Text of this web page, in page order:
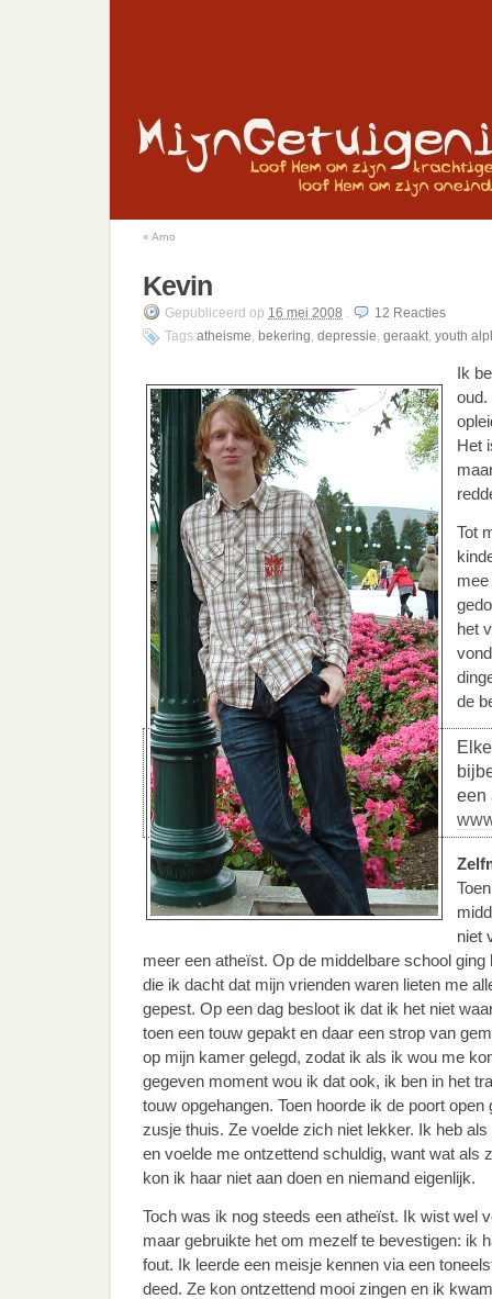
« Arno
Kevin
Gepubliceerd op 16 mei 2008 . 12 Reacties
Tags:atheisme, bekering, depressie, geraakt, youth
Ik
oud.
Het
Tot
het
de
een
niet
meer een atheïst. Op de middelbare school
die ik dacht dat mijn vrienden waren lieten me
gepest. Op een dag besloot ik dat ik het niet
toen een touw gepakt en daar een strop van
op mijn kamer gelegd, zodat ik als ik wou me
gegeven moment wou ik dat ook, ik ben in het
touw opgehangen. Toen hoorde ik de poort
zusje thuis. Ze voelde zich niet lekker. Ik heb
en voelde me ontzettend schuldig, want wat als
kon ik haar niet aan doen en niemand eigenlijk.
Toch was ik nog steeds een atheïst. Ik wist wel
maar gebruikte het om mezelf te bevestigen: ik
fout. Ik leerde een meisje kennen via een
deed. Ze kon ontzettend mooi zingen en ik